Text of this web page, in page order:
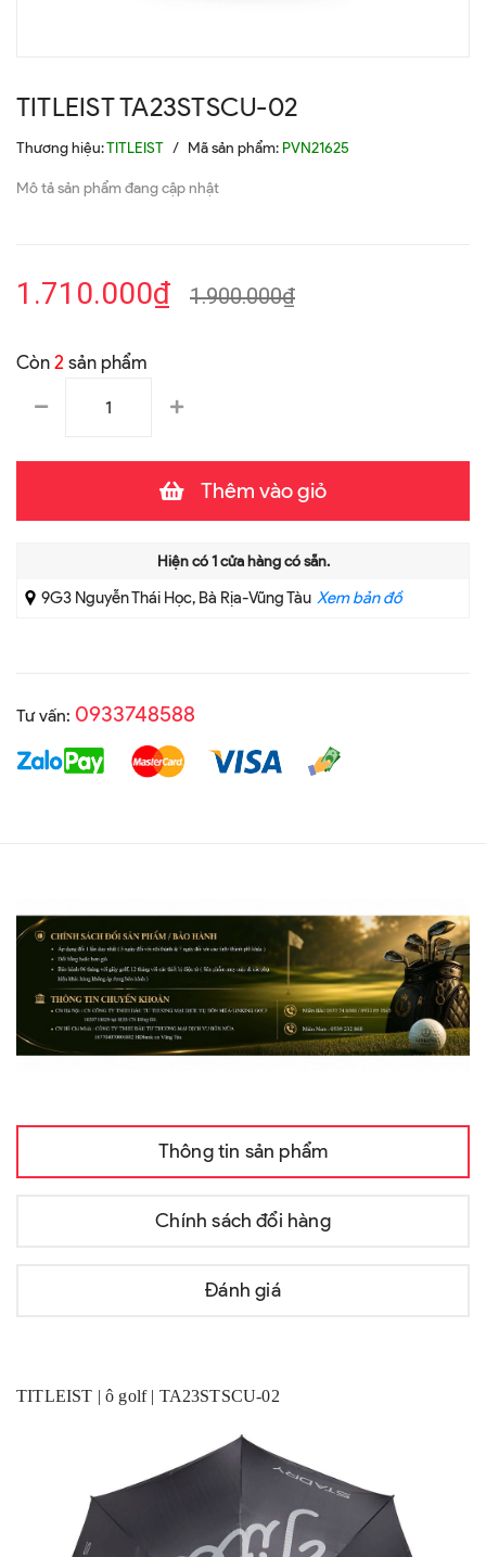
TITLEIST TA23STSCU-02
Thương hiệu:TITLEIST / Mã sản phẩm: PVN21625
Mô tả sản phẩm đang cập nhật
1.710.000₫ 1.900.000₫
Còn 2 sản phẩm
Thêm vào giỏ
Hiện có1cửa hàng có sẵn.
9G3 Nguyễn Thái Học, Bà Rịa-Vũng Tàu Xem bản đồ
Tư vấn: 0933748588
Thông tin sản phẩm
Chính sách đổi hàng
Đánh giá
TITLEIST | ô golf | TA23STSCU-02